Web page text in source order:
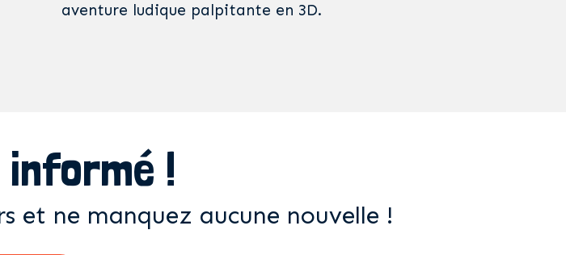
aventure ludique palpitante en 3D.
!
et ne manquez aucune nouvelle !